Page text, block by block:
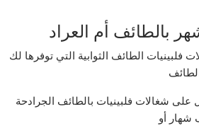
بالطائف أم العراد
الطائف الثوابية التي توفرها لك
على شغالات فلبينيات بالطائف الجرادحة
شهار أو